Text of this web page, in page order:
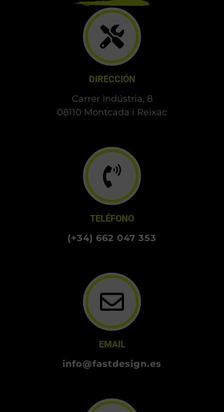
DIRECCIÓN
Carrer Indústria, 8
08110 Montcada i Reixac
TELÉFONO
(+34) 662 047 353
EMAIL
info@fastdesign.es